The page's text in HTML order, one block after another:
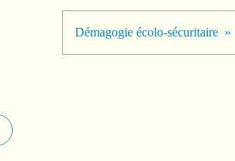
Démagogie écolo-sécuritaire